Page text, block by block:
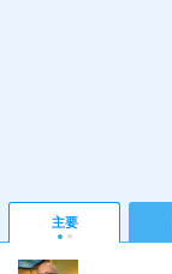
主要